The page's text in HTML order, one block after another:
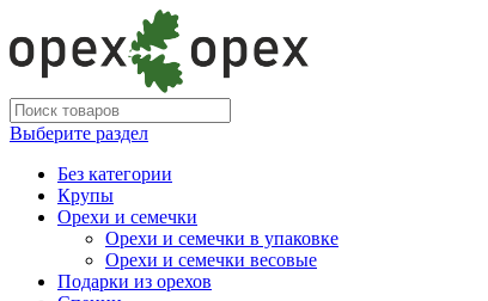
Выберите раздел
Без категории
Крупы
Орехи и семечки
Орехи и семечки в упаковке
Орехи и семечки весовые
Подарки из орехов